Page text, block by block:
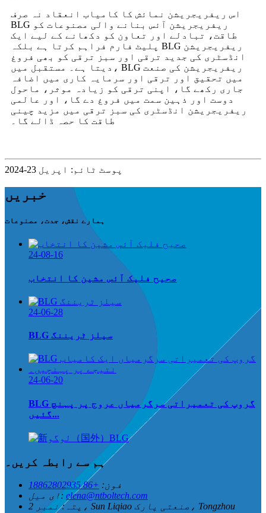
اس ریفریجریشن نمائش کا کامیاب انعقاد نہ صرف
BLG ریفریجریشن آئس بنانے والی مصنوعات کو
طاقت، تبادلے اور تعاون کو دکھانے کے لیے ایک
پلیٹ فارم فراہم کرتا ہے بلکہ BLG ریفریجریشن
انڈسٹری کی جدید ترقی اور سبز ترقی کو بھی فروغ
دیتا ہے۔ مستقبل میں، BLG ریفریجریشن کی صنعت
میں تحقیق اور ترقی اور سرمایہ کاری میں اضافہ
جاری رکھے گا، اپنی ترقی کو زیادہ موثر، ماحول
دوست اور ذہین سمت میں فروغ دے گا، اور عالمی
ریفریجریشن انڈسٹری کی سبز ترقی میں مزید چینی
طاقت کا حصہ ڈالے گا۔
پوسٹ ٹائم: اپریل 23-2024
خبریں
ہمارے نقش، جدت، مصنوعات
24-08-16
صحیح فلیک آئس مشین کا انتخاب
24-06-28
BLG سیلز ٹریننگ
24-06-20
BLG گروپ کی تعمیراتی سرگرمیاں عروج پر پہنچ
گئیں...
ہم سے رابطہ کریں۔
فون: +86 18862802935
ای میل: elena@ntboltech.com
پتہ:
نمبر 2، Sun Liqiao صنعتی پارک، Tongzhou